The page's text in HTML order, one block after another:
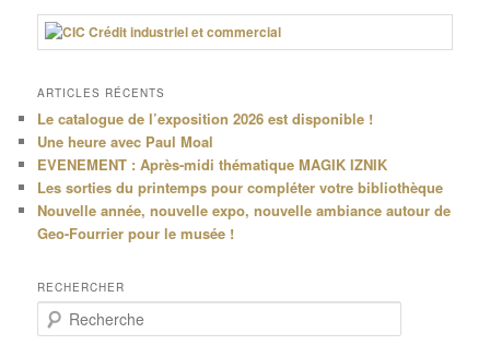
ARTICLES RÉCENTS
Le catalogue de l’exposition 2026 est disponible !
Une heure avec Paul Moal
EVENEMENT : Après-midi thématique MAGIK IZNIK
Les sorties du printemps pour compléter votre bibliothèque
Nouvelle année, nouvelle expo, nouvelle ambiance autour de
Geo-Fourrier pour le musée !
RECHERCHER
e